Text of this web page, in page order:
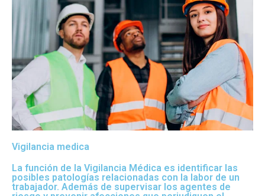
Vigilancia medica
La función de la Vigilancia Médica es identificar las
posibles patologías relacionadas con la labor de un
trabajador. Además de supervisar los agentes de